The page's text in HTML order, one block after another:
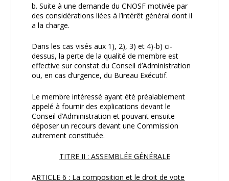
b. Suite à une demande du CNOSF motivée par
des considérations liées à l’intérêt général dont il
a la charge.
Dans les cas visés aux 1), 2), 3) et 4)-b) ci-
dessus, la perte de la qualité de membre est
effective sur constat du Conseil d’Administration
ou, en cas d’urgence, du Bureau Exécutif.
Le membre intéressé ayant été préalablement
appelé à fournir des explications devant le
Conseil d’Administration et pouvant ensuite
déposer un recours devant une Commission
autrement constituée.
TITRE II : ASSEMBLÉE GÉNÉRALE
ARTICLE 6 : La composition et le droit de vote